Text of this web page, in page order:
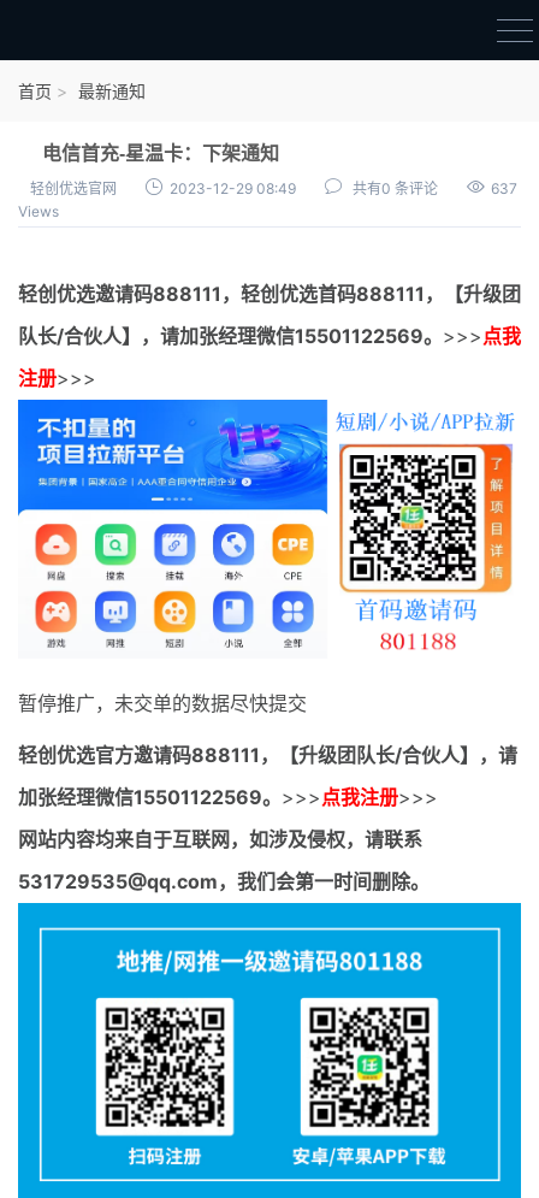
结算进度
团队长扶持
充场项目报价
无人直播
电商入门
最新通知
项目介绍
首页 最新通知
电信首充-星温卡：下架通知
轻创优选官网 2023-12-29 08:49 共有0 条评论
637
Views
轻创优选邀请码888111， 轻创优选首码888111，【升级团
队长/合伙人】，请加张经理微信15501122569。 >>>点我
注册>>>
暂停推广，未交单的数据尽快提交
轻创优选官方邀请码888111，【升级团队长/合伙人】，请
加张经理微信15501122569。 >>> 点我注册>>>
网站内容均来自于互联网，如涉及侵权，请联系
531729535@qq.com，我们会第一时间删除。